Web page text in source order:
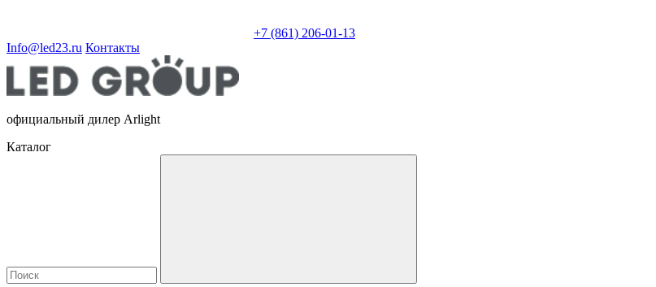
+7 (861) 206-01-13
Info@led23.ru Контакты
официальный дилер Arlight
Каталог